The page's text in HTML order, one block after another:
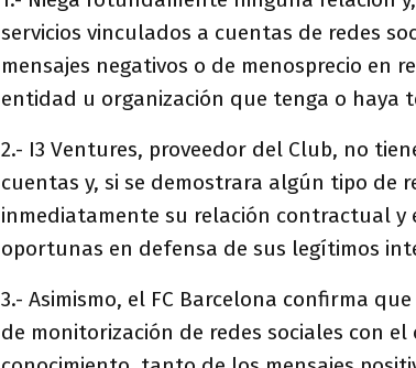
servicios vinculados a cuentas de redes
mensajes negativos o de menosprecio en
entidad u organización que tenga o haya
2.- I3 Ventures, proveedor del Club, no
cuentas y, si se demostrara algún tipo de
inmediatamente su relación contractual y
oportunas en defensa de sus legítimos
3.- Asimismo, el FC Barcelona confirma
de monitorización de redes sociales con